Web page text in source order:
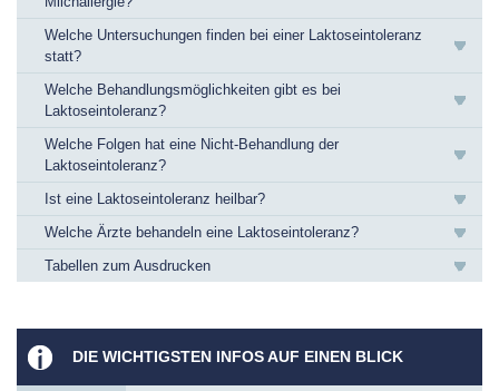
Welche Untersuchungen finden bei einer Laktoseintoleranz
statt?
Welche Behandlungsmöglichkeiten gibt es bei
Laktoseintoleranz?
Welche Folgen hat eine Nicht-Behandlung der
Laktoseintoleranz?
Ist eine Laktoseintoleranz heilbar?
Welche Ärzte behandeln eine Laktoseintoleranz?
Tabellen zum Ausdrucken
DIE WICHTIGSTEN INFOS AUF EINEN BLICK